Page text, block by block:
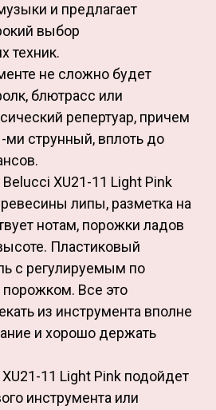
и предлагает
выбор
техник.
не сложно будет
блютрасс или
репертуар, причем
-ми струнный, вплоть до
XU21-11 Light Pink
липы, разметка на
нотам, порожки ладов
Пластиковый
с регулируемым по
Все это
из инструмента вполне
и хорошо держать
11 Light Pink подойдет
инструмента или